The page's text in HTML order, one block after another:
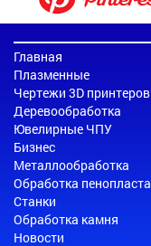
Главная
Плазменные
Чертежи 3D принтеров
Деревообработка
Ювелирные ЧПУ
Бизнес
Металлообработка
Обработка пенопласта
Станки
Обработка камня
Новости